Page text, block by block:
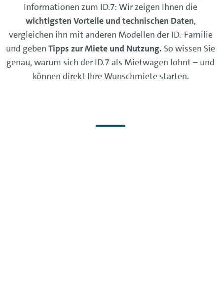
Informationen zum ID.7: Wir zeigen Ihnen die
wichtigsten Vorteile und technischen Daten,
vergleichen ihn mit anderen Modellen der ID.-Familie
und geben Tipps zur Miete und Nutzung. So wissen Sie
genau, warum sich der ID.7 als Mietwagen lohnt – und
können direkt Ihre Wunschmiete starten.